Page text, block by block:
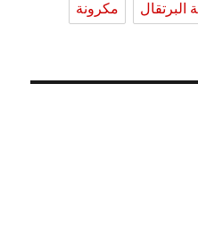
البرتقال مكرونة